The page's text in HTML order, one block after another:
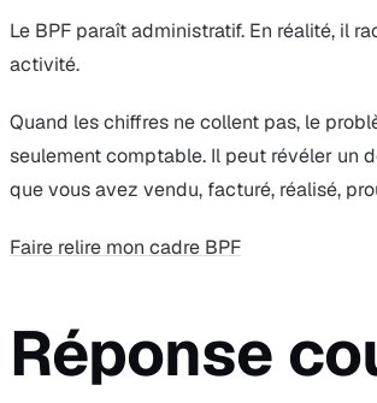
Le BPF paraît administratif. En réalité, il
activité.
Quand les chiffres ne collent pas, le
seulement comptable. Il peut révéler un
que vous avez vendu, facturé, réalisé,
Faire relire mon cadre BPF
Réponse